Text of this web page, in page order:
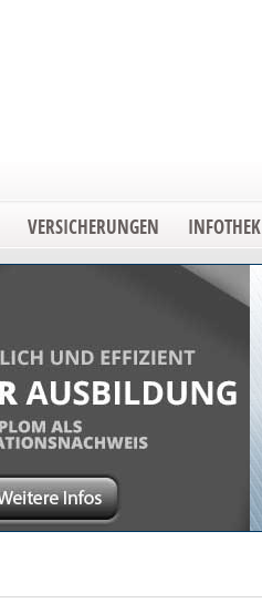
VERSICHERUNGEN INFOTHEK